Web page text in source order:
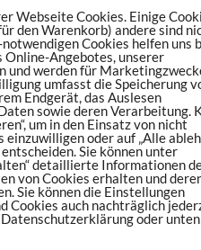
Webseite Cookies. Einige
den Warenkorb) andere sind
Cookies helfen uns
Angebotes, unserer
und werden für
umfasst die Speicherung
Endgerät, das Auslesen
sowie deren Verarbeitung.
um in den Einsatz von nicht
oder auf „Alle
Sie können unter
detaillierte Informationen
von Cookies erhalten und
Sie können die Einstellungen
Cookies auch nachträglich
oder